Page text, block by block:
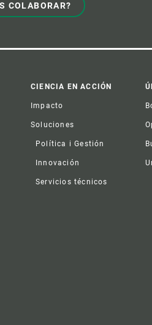
COLABORAR?
CIENCIA EN ACCIÓN
Impacto
Soluciones
Política i Gestión
Innovación
Servicios técnicos